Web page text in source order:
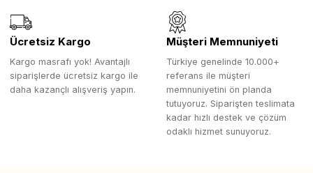
Ücretsiz Kargo
Kargo masrafı yok! Avantajlı
siparişlerde ücretsiz kargo ile
daha kazançlı alışveriş yapın.
Müşteri Memnuniyeti
Türkiye genelinde 10.000+
referans ile müşteri
memnuniyetini ön planda
tutuyoruz. Siparişten teslimata
kadar hızlı destek ve çözüm
odaklı hizmet sunuyoruz.